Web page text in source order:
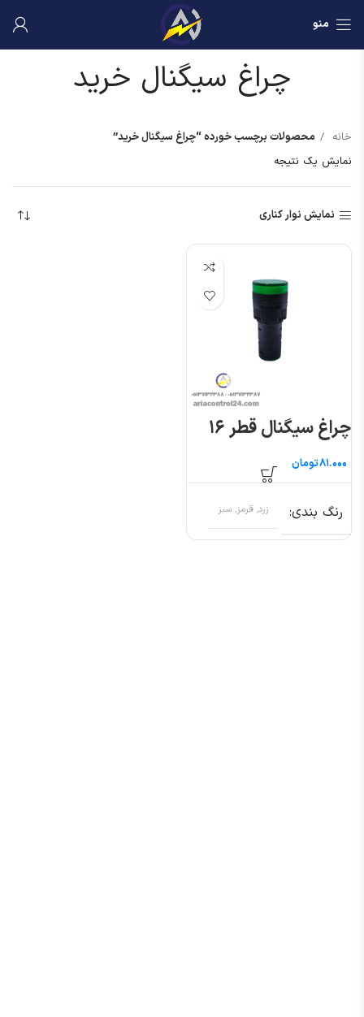
منو
چراغ سیگنال خرید
خانه
محصولات برچسب خورده “چراغ سیگنال خرید”
نمایش یک نتیجه
نمایش نوار کناری
چراغ سیگنال قطر ۱۶
تومان
رنگ بندی زرد, قرمز, سبز